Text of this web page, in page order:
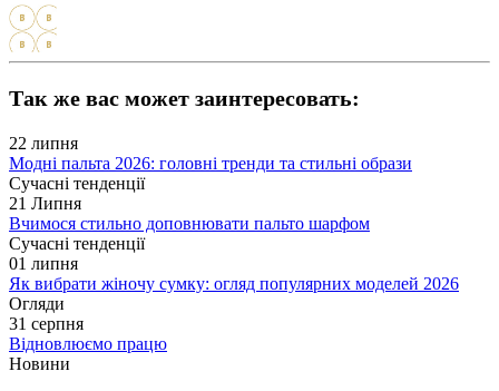
Так же вас может заинтересовать:
22 липня
Модні пальта 2026: головні тренди та стильні образи
Сучасні тенденції
21 Липня
Вчимося стильно доповнювати пальто шарфом
Сучасні тенденції
01 липня
Як вибрати жіночу сумку: огляд популярних моделей 2026
Огляди
31 серпня
Відновлюємо працю
Новини